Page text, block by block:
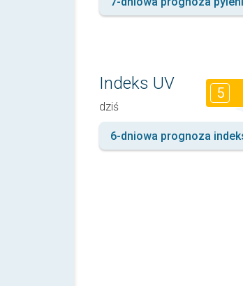
Indeks UV
dziś
5
6-dniowa prognoza